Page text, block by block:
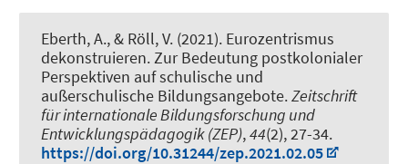
Eberth, A., & Röll, V. (2021). Eurozentrismus
dekonstruieren. Zur Bedeutung postkolonialer
Perspektiven auf schulische und
außerschulische Bildungsangebote.Zeitschrift
für internationale Bildungsforschung und
Entwicklungspädagogik (ZEP),44(2), 27-34.
https://doi.org/10.31244/zep.2021.02.05